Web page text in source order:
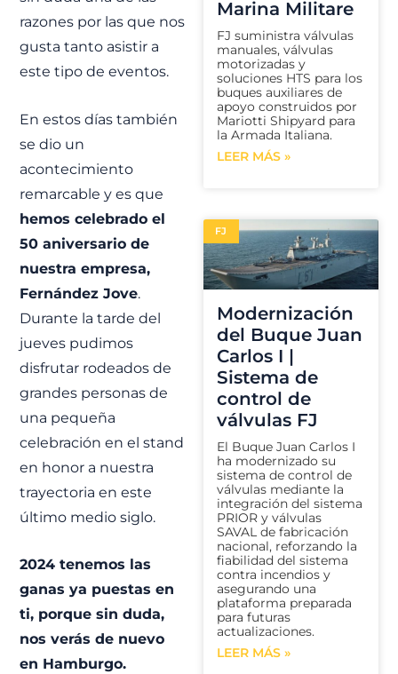
razones por las que nos
gusta tanto asistir a
este tipo de eventos.
En estos días también
se dio un
acontecimiento
remarcable y es que
hemos celebrado el
50 aniversario de
nuestra empresa,
Fernández Jove.
Durante la tarde del
jueves pudimos
disfrutar rodeados de
grandes personas de
una pequeña
celebración en el stand
en honor a nuestra
trayectoria en este
último medio siglo.
2024 tenemos las
ganas ya puestas en
ti, porque sin duda,
nos verás de nuevo
en Hamburgo.
Marina Militare
FJ suministra válvulas
manuales, válvulas
motorizadas y
soluciones HTS para los
buques auxiliares de
apoyo construidos por
Mariotti Shipyard para
la Armada Italiana.
LEER MÁS »
FJ
Modernización
del Buque Juan
Carlos I |
Sistema de
control de
válvulas FJ
El Buque Juan Carlos I
ha modernizado su
sistema de control de
válvulas mediante la
integración del sistema
PRIOR y válvulas
SAVAL de fabricación
nacional, reforzando la
fiabilidad del sistema
contra incendios y
asegurando una
plataforma preparada
para futuras
actualizaciones.
LEER MÁS »